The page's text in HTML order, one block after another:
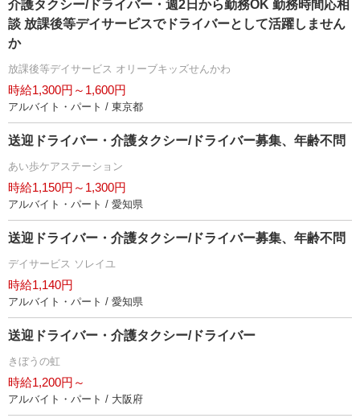
介護タクシー/ドライバー・週2日から勤務OK 勤務時間応相
談 放課後等デイサービスでドライバーとして活躍しません
か
放課後等デイサービス オリーブキッズせんかわ
時給1,300円～1,600円
アルバイト・パート / 東京都
送迎ドライバー・介護タクシー/ドライバー募集、年齢不問
あい歩ケアステーション
時給1,150円～1,300円
アルバイト・パート / 愛知県
送迎ドライバー・介護タクシー/ドライバー募集、年齢不問
デイサービス ソレイユ
時給1,140円
アルバイト・パート / 愛知県
送迎ドライバー・介護タクシー/ドライバー
きぼうの虹
時給1,200円～
アルバイト・パート / 大阪府